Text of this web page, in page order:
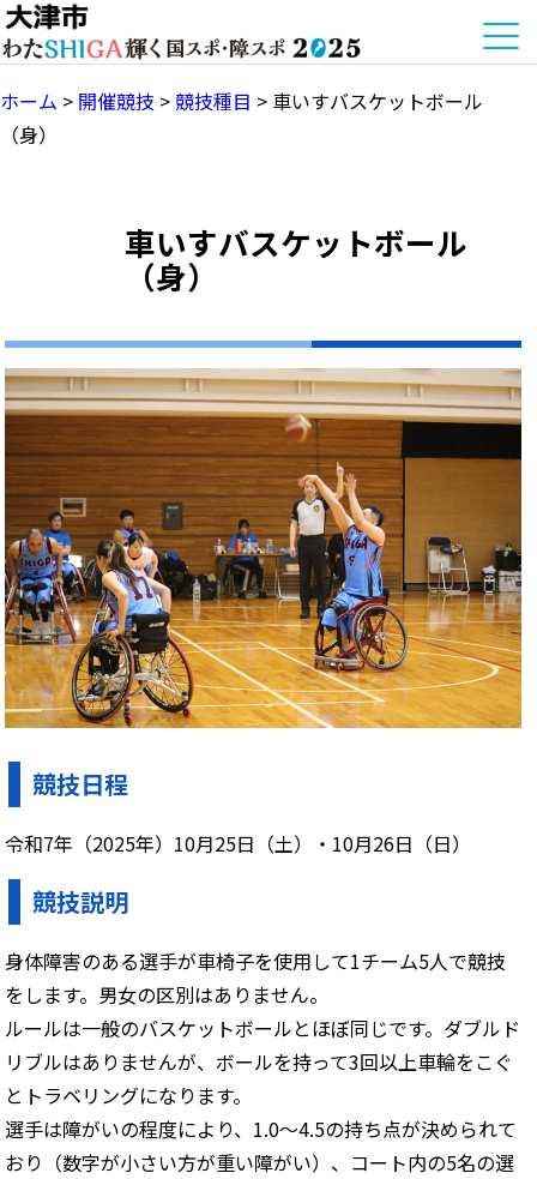
ホーム > 開催競技 > 競技種目 > 車いすバスケットボール
（身）
車いすバスケットボール
（身）
競技日程
令和7年（2025年）10月25日（土）・10月26日（日）
競技説明
身体障害のある選手が車椅子を使用して1チーム5人で競技
をします。男女の区別はありません。
ルールは一般のバスケットボールとほぼ同じです。ダブルド
リブルはありませんが、ボールを持って3回以上車輪をこぐ
とトラベリングになります。
選手は障がいの程度により、1.0～4.5の持ち点が決められて
おり（数字が小さい方が重い障がい）、コート内の5名の選